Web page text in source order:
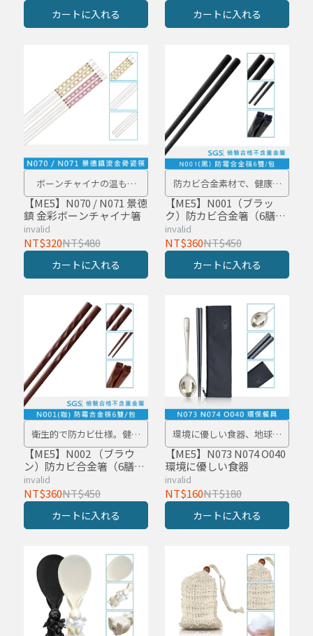
カートに入れる カートに入れる
ボーンチャイナの温もり
と、上品に輝く金彩
【ME5】N070 / N071 景徳
鎮 金彩ボーンチャイナ箸
invalid
NT$320NT$480
カートに入れる
防カビ合金素材で、健康を
よりしっかり守ります。
【ME5】N001（ブラッ
ク）防カビ合金箸（6膳入
り）
invalid
NT$360NT$450
カートに入れる
衛生的で防カビ仕様。健康
は食器から始まる。
【ME5】N002 （ブラウ
ン）防カビ合金箸（6膳入
り）
invalid
NT$360NT$450
カートに入れる
環境に優しい食器、地球を
守る毎日の食事！
【ME5】N073 N074 O040
環境に優しい食器
invalid
NT$160NT$180
カートに入れる